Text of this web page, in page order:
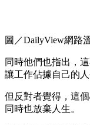
圖／DailyView網路
同時他們也指出，
讓工作佔據自己的
但反對者覺得，這
同時也放棄人生。